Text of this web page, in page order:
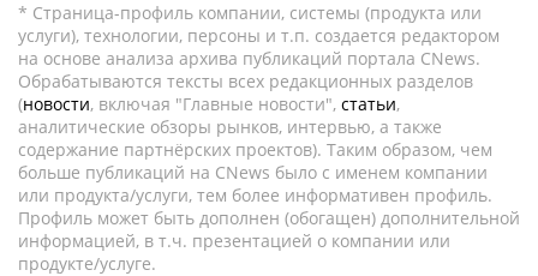
* Страница-профиль компании, системы (продукта или
услуги), технологии, персоны и т.п. создается редактором
на основе анализа архива публикаций портала CNews.
Обрабатываются тексты всех редакционных разделов
(новости, включая "Главные новости", статьи,
аналитические обзоры рынков, интервью, а также
содержание партнёрских проектов). Таким образом, чем
больше публикаций на CNews было с именем компании
или продукта/услуги, тем более информативен профиль.
Профиль может быть дополнен (обогащен) дополнительной
информацией, в т.ч. презентацией о компании или
продукте/услуге.